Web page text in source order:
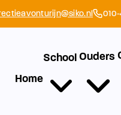
Home
School Ouders